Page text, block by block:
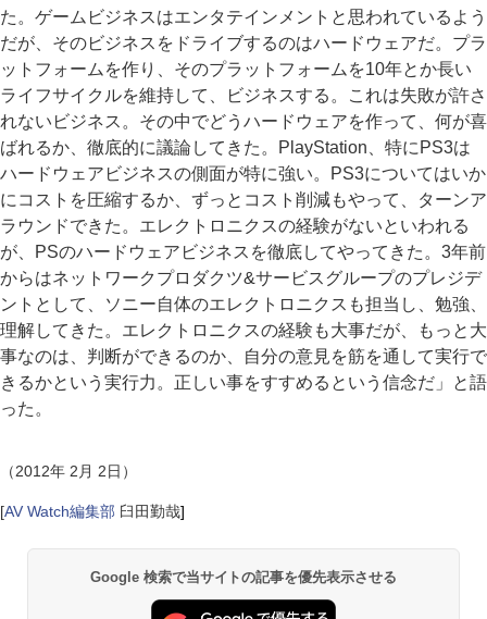
た。ゲームビジネスはエンタテインメントと思われているよう
だが、そのビジネスをドライブするのはハードウェアだ。プラ
ットフォームを作り、そのプラットフォームを10年とか長い
ライフサイクルを維持して、ビジネスする。これは失敗が許さ
れないビジネス。その中でどうハードウェアを作って、何が喜
ばれるか、徹底的に議論してきた。PlayStation、特にPS3は
ハードウェアビジネスの側面が特に強い。PS3についてはいか
にコストを圧縮するか、ずっとコスト削減もやって、ターンア
ラウンドできた。エレクトロニクスの経験がないといわれる
が、PSのハードウェアビジネスを徹底してやってきた。3年前
からはネットワークプロダクツ&サービスグループのプレジデ
ントとして、ソニー自体のエレクトロニクスも担当し、勉強、
理解してきた。エレクトロニクスの経験も大事だが、もっと大
事なのは、判断ができるのか、自分の意見を筋を通して実行で
きるかという実行力。正しい事をすすめるという信念だ」と語
った。
（2012年 2月 2日）
[AV Watch編集部 臼田勤哉]
Google 検索で当サイトの記事を優先表示させる